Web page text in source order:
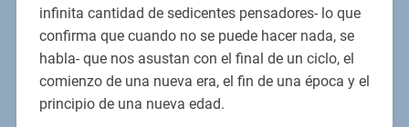
infinita cantidad de sedicentes pensadores- lo que
confirma que cuando no se puede hacer nada, se
habla- que nos asustan con el final de un ciclo, el
comienzo de una nueva era, el fin de una época y el
principio de una nueva edad.